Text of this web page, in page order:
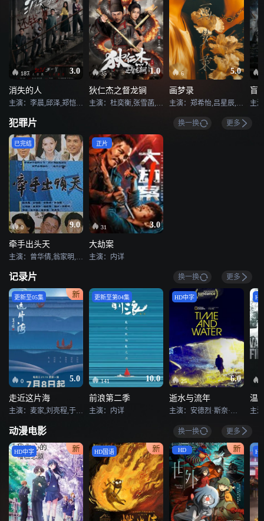
187 3.0
消失的人
35 1.0
狄仁杰之督龙锏
6 5.0
画梦录 盲
主
犯罪片 换一换 更多
0 9.0
已完结
牵手出头天
主演：曾华倩,翁家明,张晨光,林瑞阳,陈美凤,龙劭华,况明洁,蔡灿得,崔佩仪,许淑苹
31 3.0
正片
大劫案
主演：内详
记录片 换一换 更多
0 5.0
更新至05集
走近这片海
主演：麦家,刘亮程,于坚,李修文,许知远,谢有顺
141 10.0
更新至第04集
前浪第二季
主演：内详
25 6.0
HD中字
逝水与流年
主演：安德烈·斯奈·马格纳森,Árni Kjartansson,赫迪斯·斯特芬斯多蒂尔,Hulda Filippusdóttir,Jón Sigurður Pétursson
温
主
动漫电影 换一换 更多
HD中字 HD国语 HD